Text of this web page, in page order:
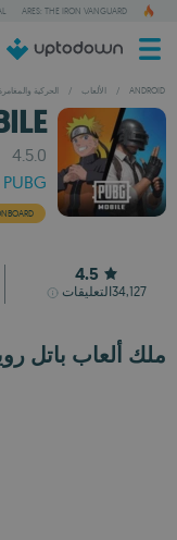
ARES: THE IRON VANGUARD
ANDROID
/ الألعاب / الحركية
4.5.0
4.5
34,127التعليقات
ملك ألعاب باتل